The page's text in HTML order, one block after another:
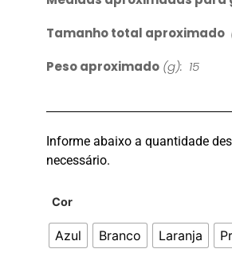
Tamanho total aproximado
Peso aproximado (g): 15
Informe abaixo a quantidade
necessário.
Cor
Azul Branco Laranja